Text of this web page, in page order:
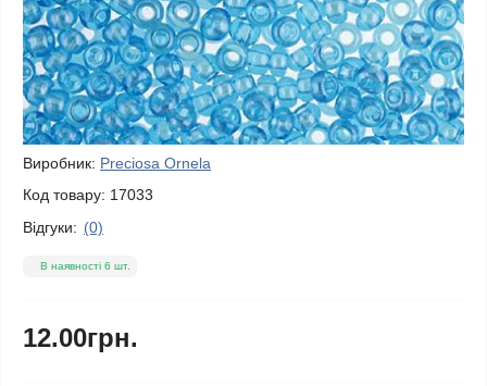
Виробник: Preciosa Ornela
Код товару: 17033
Відгуки: (0)
В наявності 6 шт.
12.00грн.